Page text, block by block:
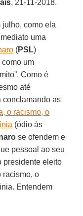
, 21-11-2018.
julho, como ela
uma
(PSL)
como um
Como é
até
conclamando as
o racismo, o
(ódio às
se ofendem e
pessoal ao seu
presidente eleito
racismo, o
Entendem